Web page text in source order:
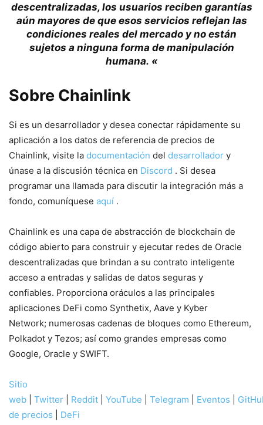
descentralizadas, los usuarios reciben garantías
aún mayores de que esos servicios reflejan las
condiciones reales del mercado y no están
sujetos a ninguna forma de manipulación
humana. «
Sobre Chainlink
Si es un desarrollador y desea conectar rápidamente su
aplicación a los datos de referencia de precios de
Chainlink, visite la documentación del desarrollador y
únase a la discusión técnica en Discord . Si desea
programar una llamada para discutir la integración más a
fondo, comuníquese aquí .
Chainlink es una capa de abstracción de blockchain de
código abierto para construir y ejecutar redes de Oracle
descentralizadas que brindan a su contrato inteligente
acceso a entradas y salidas de datos seguras y
confiables. Proporciona oráculos a las principales
aplicaciones DeFi como Synthetix, Aave y Kyber
Network; numerosas cadenas de bloques como Ethereum,
Polkadot y Tezos; así como grandes empresas como
Google, Oracle y SWIFT.
Sitio
web
Twitter Reddit YouTube Telegram Eventos
de precios
DeFi